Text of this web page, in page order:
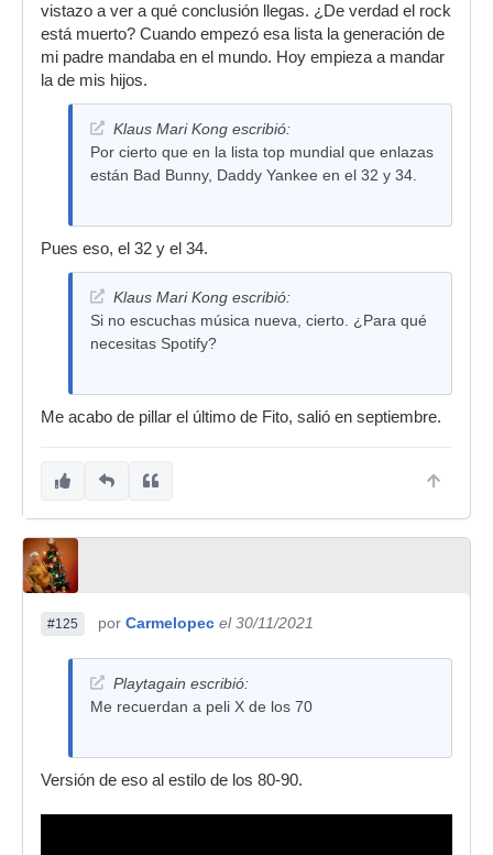
vistazo a ver a qué conclusión llegas. ¿De verdad el rock
está muerto? Cuando empezó esa lista la generación de
mi padre mandaba en el mundo. Hoy empieza a mandar
la de mis hijos.
Klaus Mari Kong escribió:
Por cierto que en la lista top mundial que enlazas
están Bad Bunny, Daddy Yankee en el 32 y 34.
Pues eso, el 32 y el 34.
Klaus Mari Kong escribió:
Si no escuchas música nueva, cierto. ¿Para qué
necesitas Spotify?
Me acabo de pillar el último de Fito, salió en septiembre.
#125 por Carmelopec el 30/11/2021
Playtagain escribió:
Me recuerdan a peli X de los 70
Versión de eso al estilo de los 80-90.